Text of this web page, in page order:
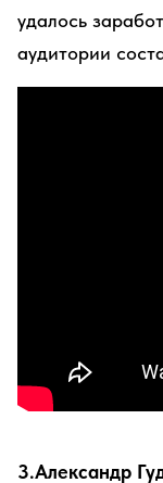
удалось
аудитории
3.Александр